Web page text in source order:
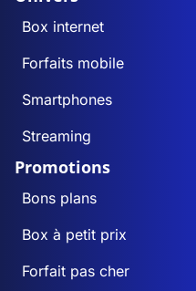
Box internet
Forfaits mobile
Smartphones
Streaming
Promotions
Bons plans
Box à petit prix
Forfait pas cher